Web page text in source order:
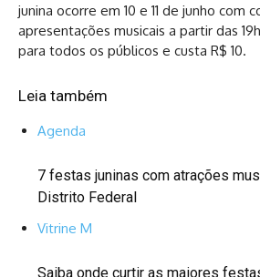
junina ocorre em 10 e 11 de junho com
apresentações musicais a partir das
para todos os públicos e custa R$ 10.
Leia também
Agenda
7 festas juninas com atrações
Distrito Federal
Vitrine M
Saiba onde curtir as maiores